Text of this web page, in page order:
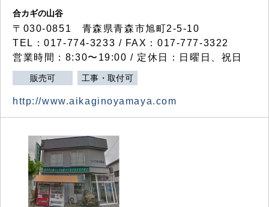
合カギの山谷
〒030-0851 青森県青森市旭町2-5-10
TEL：017-774-3233 / FAX：017-777-3322
営業時間：8:30〜19:00 / 定休日：日曜日、祝日
販売可 工事・取付可
http://www.aikaginoyamaya.com